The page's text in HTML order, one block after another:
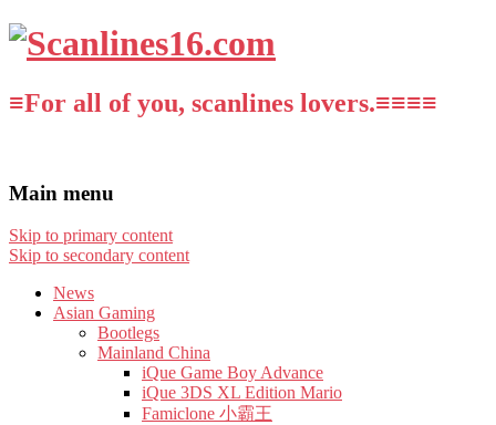
≡For all of you, scanlines lovers.≡≡≡≡
Main menu
Skip to primary content
Skip to secondary content
News
Asian Gaming
Bootlegs
Mainland China
iQue Game Boy Advance
iQue 3DS XL Edition Mario
Famiclone 小霸王